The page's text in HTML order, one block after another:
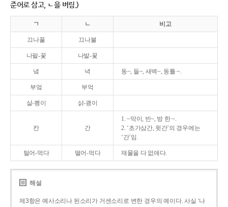
준어로 삼고, ㄴ을 버림.)
ㄱ ㄴ 비고
끄나풀 끄나불
나팔-꽃 나발-꽃
녘 녁 동~, 들~, 새벽~, 동틀 ~.
부엌 부억
살-쾡이 삵-괭이
칸 간
1. ~막이, 빈~, 방 한 ~.
2. ‘초가삼간, 윗간’의 경우에는
‘간’임.
털어-먹다 떨어-먹다 재물을 다 없애다.
해설
제3항은 예사소리나 된소리가 거센소리로 변한 경우의 예이다. 사실 ‘나